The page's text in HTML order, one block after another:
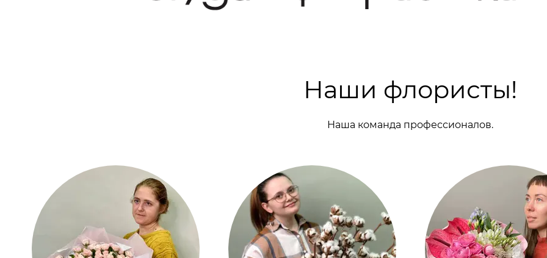
Наши флористы!
Наша команда профессионалов.